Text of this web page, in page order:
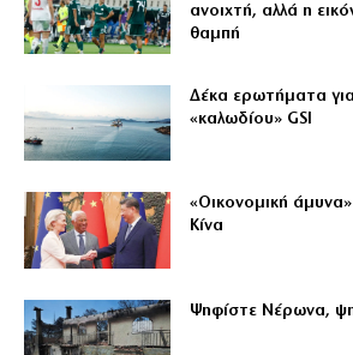
ανοιχτή, αλλά η
θαμπή
Δέκα ερωτήματα
«καλωδίου» GSI
«Οικονομική
Κίνα
Ψηφίστε Νέρωνα,